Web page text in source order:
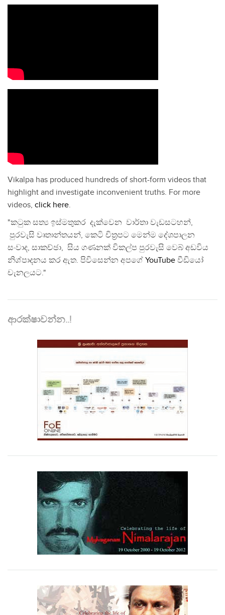
Vikalpa has produced hundreds of short-form videos that
highlight and investigate inconvenient truths. For more
videos, click here.
"කටුක සත්‍ය ඉස්මතුකර දැක්වෙන වාර්තා වැඩසටහන්,
පුරවැසි වෘතාන්තයන්, කෙටි චිත්‍රපට මෙන්ම දේශපාලන
සංවාද, සාකච්ඡා, සිය ගණනක් විකල්ප පුරවැසි වෙබ් අඩවිය
නිශ්පාදනය කර ඇත. පිවිසෙන්න අපගේ YouTube වීඩියෝ
චැනලයට."
ආරක්ෂාවන්න..!